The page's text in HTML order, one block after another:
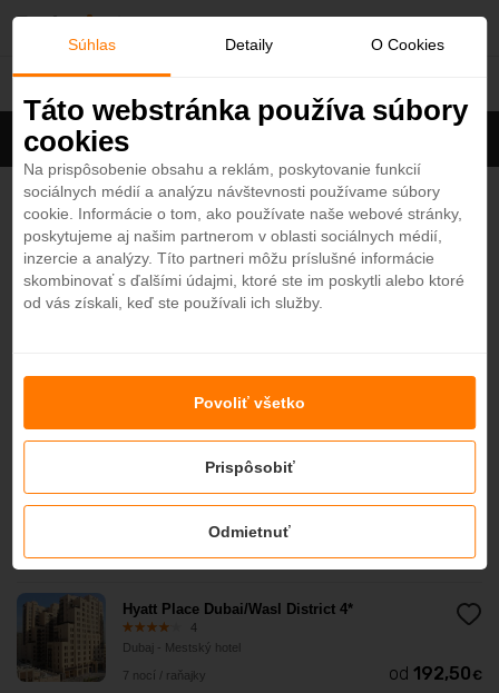
ú
Dubaj
Filter
Zobrazených 44zo 136 hotelov Zobraziť všetky
Hilton Garden Inn Dubai Jumeirah (ex. Hilton
Garden Inn Dubai Al Mina) 4*
4
Dubaj - Mestský hotel
TRYP by Wyndham Dubai 4*
4,3
od 479,50€
Hyatt Place Dubai/Al Rigga 4*
Dubaj - Mestský hotel
7 nocí / raňajky od 192,50€
Hyatt Place Dubai/Wasl District 4*
4
Dubaj - Mestský hotel
7 nocí / raňajky od 192,50 €
Súhlas Detaily O Cookies
Táto webstránka používa súbory
cookies
Na prispôsobenie obsahu a reklám, poskytovanie funkcií
sociálnych médií a analýzu návštevnosti používame súbory
cookie. Informácie o tom, ako používate naše webové stránky,
poskytujeme aj našim partnerom v oblasti sociálnych médií,
inzercie a analýzy. Títo partneri môžu príslušné informácie
skombinovať s ďalšími údajmi, ktoré ste im poskytli alebo ktoré
od vás získali, keď ste používali ich služby.
Odmietnuť
Prispôsobiť
Povoliť všetko